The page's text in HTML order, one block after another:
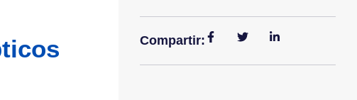
Compartir: